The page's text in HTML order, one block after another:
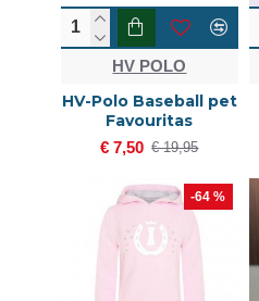
HV POLO
HV-Polo Baseball pet
Favouritas
€ 7,50 € 19,95
-64 %